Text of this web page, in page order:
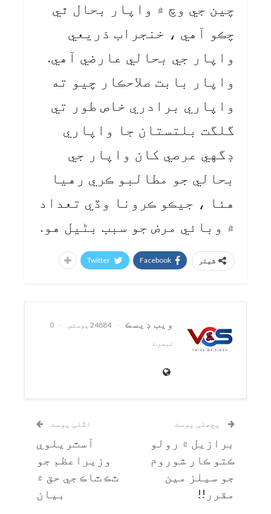
چين جي وچ ۾ واپار بحال ٿي
چڪو آهي ، خنجراب ذريعي
واپار جي بحالي عارضي آهي.
واپار بابت صلاحڪار چيو ته
واپاري برادري خاص طور تي
گلگت بلتستان جا واپاري
ڊگهي عرصي کان واپار جي
بحالي جو مطالبو ڪري رهيا
هئا ، جيڪو ڪرونا وڏي تعداد
۾ وبائي مرض جو سبب بڻيل هو.
شیئر Facebook
Twitter
ويب ڊيسڪ 24884 پوسٹس
0
تبصرے
پچھلی پوسٹ
برازيل ۾ رولو
ڪتو ڪار شوروم
جو سيلز مين
مقرر!!
اگلی پوسٹ
آسٽريلوي
وزيراعظم جو
ٽڪ ٽاڪ جي حق ۾
بيان